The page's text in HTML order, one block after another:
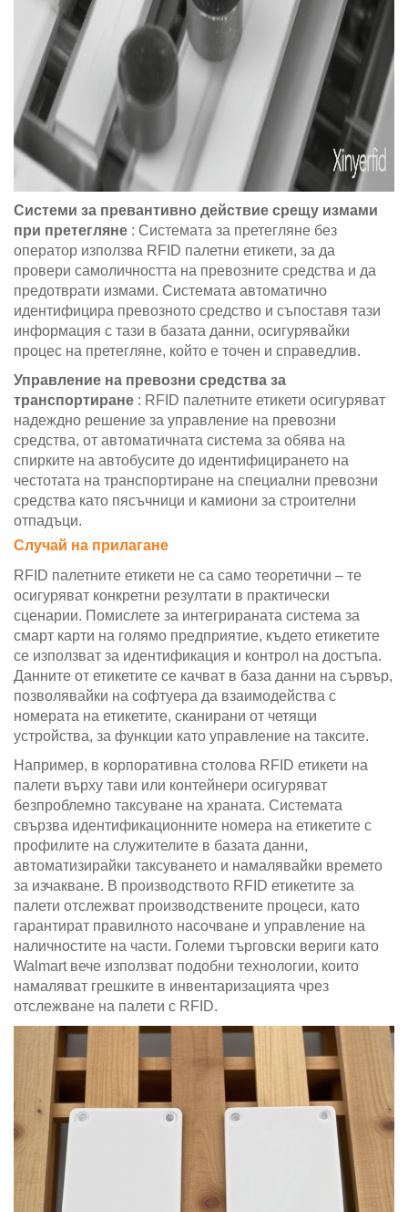
Системи за превантивно действие срещу измами
при претегляне : Системата за претегляне без
оператор използва RFID палетни етикети, за да
провери самоличността на превозните средства и да
предотврати измами. Системата автоматично
идентифицира превозното средство и съпоставя тази
информация с тази в базата данни, осигурявайки
процес на претегляне, който е точен и справедлив.
Управление на превозни средства за
транспортиране : RFID палетните етикети осигуряват
надеждно решение за управление на превозни
средства, от автоматичната система за обява на
спирките на автобусите до идентифицирането на
честотата на транспортиране на специални превозни
средства като пясъчници и камиони за строителни
отпадъци.
Случай на прилагане
RFID палетните етикети не са само теоретични – те
осигуряват конкретни резултати в практически
сценарии. Помислете за интегрираната система за
смарт карти на голямо предприятие, където етикетите
се използват за идентификация и контрол на достъпа.
Данните от етикетите се качват в база данни на сървър,
позволявайки на софтуера да взаимодейства с
номерата на етикетите, сканирани от четящи
устройства, за функции като управление на таксите.
Например, в корпоративна столова RFID етикети на
палети върху тави или контейнери осигуряват
безпроблемно таксуване на храната. Системата
свързва идентификационните номера на етикетите с
профилите на служителите в базата данни,
автоматизирайки таксуването и намалявайки времето
за изчакване. В производството RFID етикетите за
палети отслежват производствените процеси, като
гарантират правилното насочване и управление на
наличностите на части. Големи търговски вериги като
Walmart вече използват подобни технологии, които
намаляват грешките в инвентаризацията чрез
отслежване на палети с RFID.